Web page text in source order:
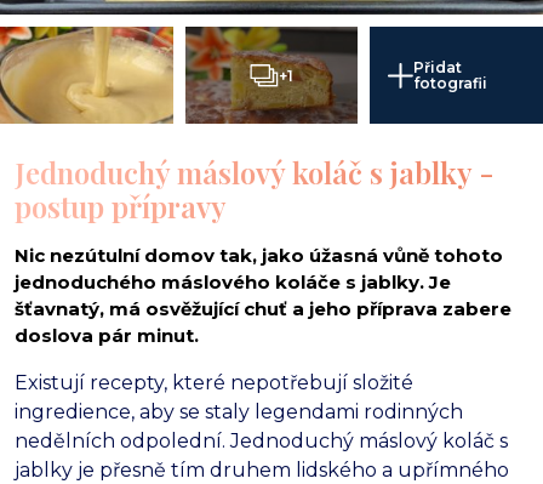
+1
Přidat
fotografii
Jednoduchý máslový koláč s jablky -
postup přípravy
Nic nezútulní domov tak, jako úžasná vůně tohoto
jednoduchého máslového koláče s jablky. Je
šťavnatý, má osvěžující chuť a jeho příprava zabere
doslova pár minut.
Existují recepty, které nepotřebují složité
ingredience, aby se staly legendami rodinných
nedělních odpolední. Jednoduchý máslový koláč s
jablky je přesně tím druhem lidského a upřímného